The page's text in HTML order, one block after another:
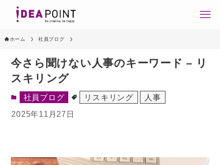
ホーム 社員ブログ
今さら聞けない人事のキーワード – リ
スキリング
社員ブログ リスキリング
人事
2025年11月27日